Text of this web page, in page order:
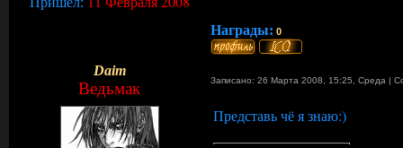
Награды: 0
Daim
Ведьмак Записано: 26 Марта 2008, 15:25, Среда |
Представь чё я знаю:)